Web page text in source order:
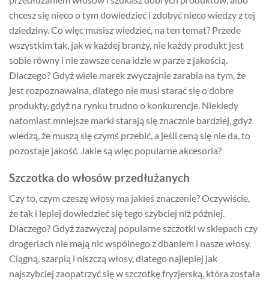
chcesz się nieco o tym dowiedzieć i zdobyć nieco wiedzy z tej
dziedziny. Co więc musisz wiedzieć, na ten temat? Przede
wszystkim tak, jak w każdej branży, nie każdy produkt jest
sobie równy i nie zawsze cena idzie w parze z jakością.
Dlaczego? Gdyż wiele marek zwyczajnie zarabia na tym, że
jest rozpoznawalna, dlatego nie musi starać się o dobre
produkty, gdyż na rynku trudno o konkurencje. Niekiedy
natomiast mniejsze marki starają się znacznie bardziej, gdyż
wiedzą, że muszą się czymś przebić, a jeśli ceną się nie da, to
pozostaje jakość. Jakie są więc popularne akcesoria?
Szczotka do włosów przedłużanych
Czy to, czym czeszę włosy ma jakieś znaczenie? Oczywiście,
że tak i lepiej dowiedzieć się tego szybciej niż później.
Dlaczego? Gdyż zazwyczaj popularne szczotki w sklepach czy
drogeriach nie mają nic wspólnego z dbaniem i nasze włosy.
Ciągną, szarpią i niszczą włosy, dlatego najlepiej jak
najszybciej zaopatrzyć się w szczotkę fryzjerską, która została